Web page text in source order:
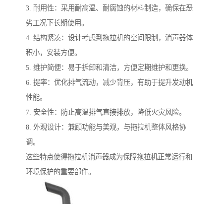
3. 耐用性：采用耐高温、耐腐蚀的材料制造，确保在恶
劣工况下长期使用。
4. 结构紧凑：设计考虑到拖拉机的空间限制，消声器体
积小，安装方便。
5. 维护简便：易于拆卸和清洁，方便定期维护和更换。
6. 提率：优化排气流动，减少背压，有助于提升发动机
性能。
7. 安全性：防止高温排气直接排放，降低火灾风险。
8. 外观设计：兼顾功能与美观，与拖拉机整体风格协
调。
这些特点使得拖拉机消声器成为保障拖拉机正常运行和
环境保护的重要部件。